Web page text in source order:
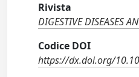
Rivista
DIGESTIVE DISEASES
Codice DOI
https://dx.doi.org/